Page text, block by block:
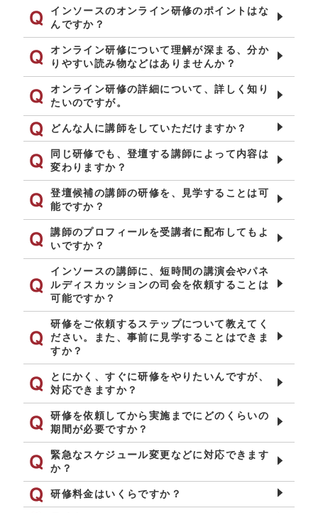
インソースのオンライン研修のポイントはな
んですか？
オンライン研修について理解が深まる、分か
りやすい読み物などはありませんか？
オンライン研修の詳細について、詳しく知り
たいのですが。
どんな人に講師をしていただけますか？
同じ研修でも、登壇する講師によって内容は
変わりますか？
登壇候補の講師の研修を、見学することは可
能ですか？
講師のプロフィールを受講者に配布してもよ
いですか？
インソースの講師に、短時間の講演会やパネ
ルディスカッションの司会を依頼することは
可能ですか？
研修をご依頼するステップについて教えてく
ださい。また、事前に見学することはできま
すか？
とにかく、すぐに研修をやりたいんですが、
対応できますか？
研修を依頼してから実施までにどのくらいの
期間が必要ですか？
緊急なスケジュール変更などに対応できます
か？
研修料金はいくらですか？